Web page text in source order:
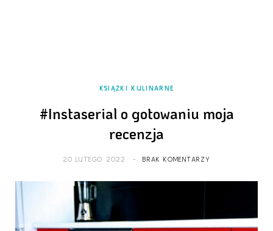
KSIĄŻKI KULINARNE
#Instaserial o gotowaniu moja
recenzja
20 LUTEGO 2022 BRAK KOMENTARZY